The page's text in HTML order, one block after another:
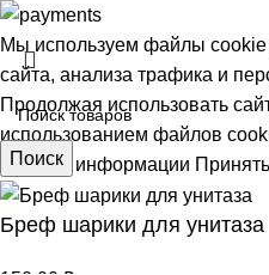
Поиск
Мы используем файлы
сайта, анализа трафика и
Продолжая использовать
использованием файлов
Больше информации Принять
Бреф шарики для унитаза